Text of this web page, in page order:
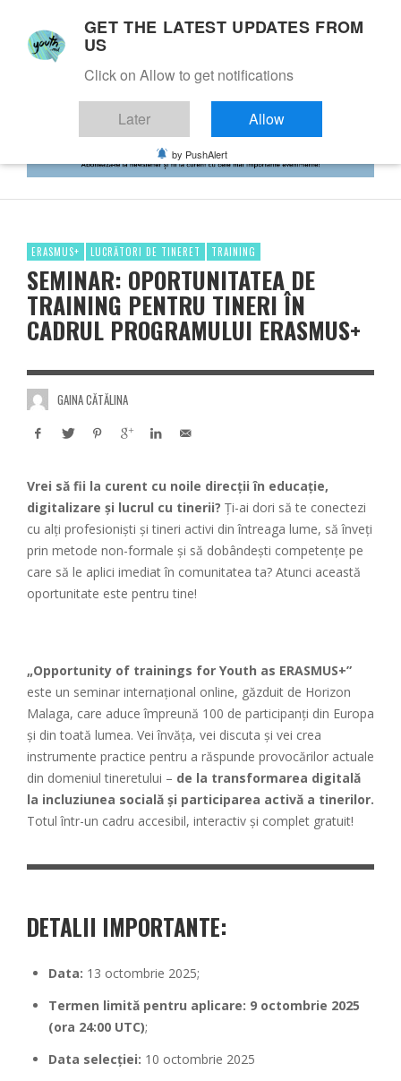
ERASMUS+ LUCRĂTORI DE TINERET TRAINING
SEMINAR: OPORTUNITATEA DE
TRAINING PENTRU TINERI ÎN
CADRUL PROGRAMULUI ERASMUS+
GAINA CĂTĂLINA
Vrei să fii la curent cu noile direcții în educație,
digitalizare și lucrul cu tinerii? Ți-ai dori să te conectezi
cu alți profesioniști și tineri activi din întreaga lume, să înveți
prin metode non-formale și să dobândești competențe pe
care să le aplici imediat în comunitatea ta? Atunci această
oportunitate este pentru tine!
„Opportunity of trainings for Youth as ERASMUS+”
este un seminar internațional online, găzduit de Horizon
Malaga, care aduce împreună 100 de participanți din Europa
și din toată lumea. Vei învăța, vei discuta și vei crea
instrumente practice pentru a răspunde provocărilor actuale
din domeniul tineretului – de la transformarea digitală
la incluziunea socială și participarea activă a tinerilor.
Totul într-un cadru accesibil, interactiv și complet gratuit!
DETALII IMPORTANTE:
Data: 13 octombrie 2025;
Termen limită pentru aplicare: 9 octombrie 2025
(ora 24:00 UTC);
Data selecției: 10 octombrie 2025
GET THE LATEST UPDATES FROM
US
Click on Allow to get notifications
Later Allow
by PushAlert